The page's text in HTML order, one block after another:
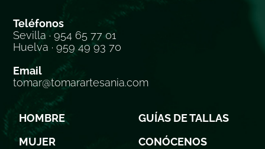
Teléfonos
Sevilla · 954 65 77 01
Huelva · 959 49 93 70
Email
tomar@tomarartesania.com
HOMBRE
MUJER
GUÍAS DE TALLAS
CONÓCENOS